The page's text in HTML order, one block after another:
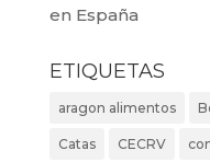
en España
ETIQUETAS
aragon alimentos
Catas CECRV